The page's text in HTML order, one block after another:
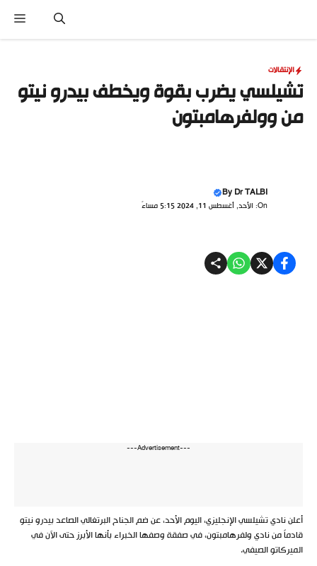
المحتوى
الإنتقالات
تشيلسي يضرب بقوة ويخطف بيدرو نيتو
من وولفرهامبتون
ByDr TALBI
On: الأحد, أغسطس 11, 2024 5:15 مساءً
---Advertisement---
أعلن نادي تشيلسي الإنجليزي، اليوم الأحد، عن ضم الجناح البرتغالي الصاعد بيدرو نيتو
قادماً من نادي ولفرهامبتون، في صفقة وصفها الخبراء بأنها الأبرز حتى الآن في
الميركاتو الصيفي.